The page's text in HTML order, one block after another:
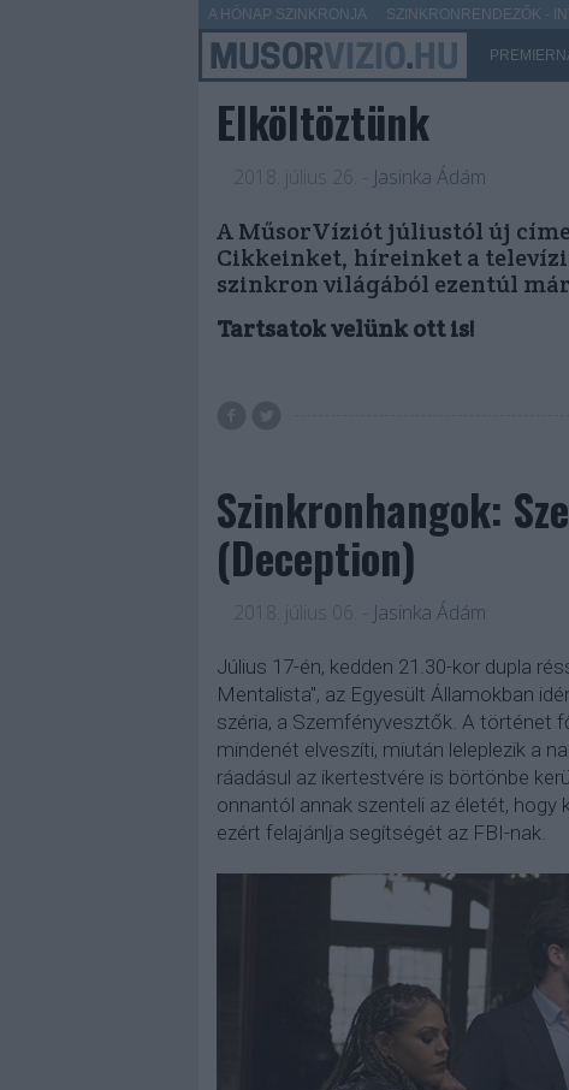
A HÓNAP SZINKRONJA SZINKRONRENDEZŐK -
Elköltöztünk
2018. július 26. Jasinka Ádám
A MűsorVíziót júliustól új
Cikkeinket, híreinket a
szinkron világából ezentúl
Tartsatok velünk ott is!
Szinkronhangok:
(Deception)
2018. július 06. Jasinka Ádám
Július 17-én, kedden 21.30-kor dupla
Mentalista", az Egyesült Államokban
széria, a Szemfényvesztők. A történet
mindenét elveszíti, miután leleplezik a
ráadásul az ikertestvére is börtönbe
onnantól annak szenteli az életét,
ezért felajánlja segítségét az FBI-nak.